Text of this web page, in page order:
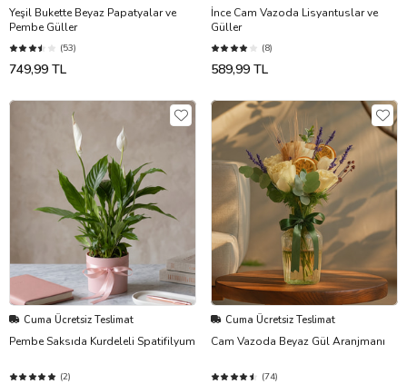
Yeşil Bukette Beyaz Papatyalar ve
Pembe Güller
(53)
749,99 TL
İnce Cam Vazoda Lisyantuslar ve
Güller
(8)
589,99 TL
Cuma Ücretsiz Teslimat
Pembe Saksıda Kurdeleli Spatifilyum
(2)
Cuma Ücretsiz Teslimat
Cam Vazoda Beyaz Gül Aranjmanı
(74)